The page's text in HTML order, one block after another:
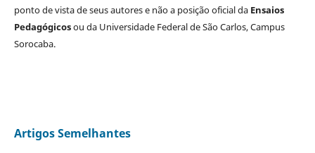
ponto de vista de seus autores e não a posição oficial da Ensaios
Pedagógicosou da Universidade Federal de São Carlos, Campus
Sorocaba.
Artigos Semelhantes